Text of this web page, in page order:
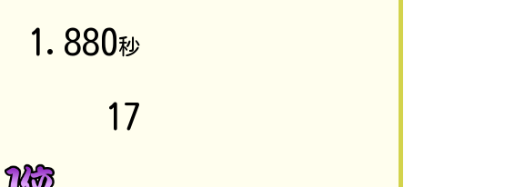
1.880秒
17